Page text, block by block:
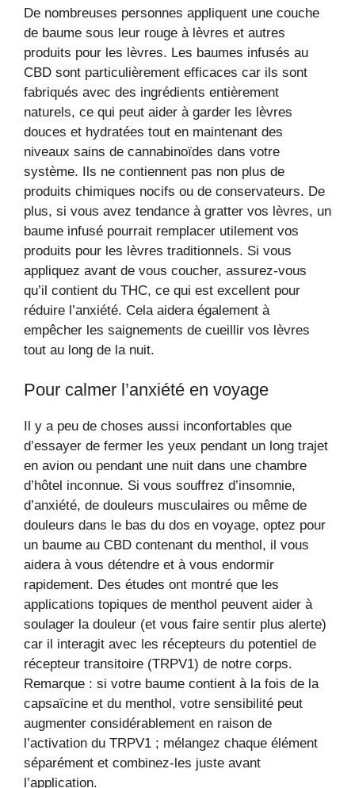
De nombreuses personnes appliquent une couche
de baume sous leur rouge à lèvres et autres
produits pour les lèvres. Les baumes infusés au
CBD sont particulièrement efficaces car ils sont
fabriqués avec des ingrédients entièrement
naturels, ce qui peut aider à garder les lèvres
douces et hydratées tout en maintenant des
niveaux sains de cannabinoïdes dans votre
système. Ils ne contiennent pas non plus de
produits chimiques nocifs ou de conservateurs. De
plus, si vous avez tendance à gratter vos lèvres, un
baume infusé pourrait remplacer utilement vos
produits pour les lèvres traditionnels. Si vous
appliquez avant de vous coucher, assurez-vous
qu’il contient du THC, ce qui est excellent pour
réduire l’anxiété. Cela aidera également à
empêcher les saignements de cueillir vos lèvres
tout au long de la nuit.
Pour calmer l’anxiété en voyage
Il y a peu de choses aussi inconfortables que
d’essayer de fermer les yeux pendant un long trajet
en avion ou pendant une nuit dans une chambre
d’hôtel inconnue. Si vous souffrez d’insomnie,
d’anxiété, de douleurs musculaires ou même de
douleurs dans le bas du dos en voyage, optez pour
un baume au CBD contenant du menthol, il vous
aidera à vous détendre et à vous endormir
rapidement. Des études ont montré que les
applications topiques de menthol peuvent aider à
soulager la douleur (et vous faire sentir plus alerte)
car il interagit avec les récepteurs du potentiel de
récepteur transitoire (TRPV1) de notre corps.
Remarque : si votre baume contient à la fois de la
capsaïcine et du menthol, votre sensibilité peut
augmenter considérablement en raison de
l’activation du TRPV1 ; mélangez chaque élément
séparément et combinez-les juste avant
l’application.